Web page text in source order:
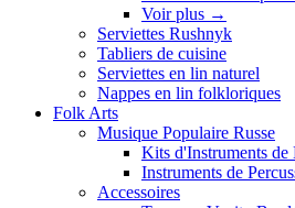
Voir plus →
Serviettes Rushnyk
Tabliers de cuisine
Serviettes en lin naturel
Nappes en lin folkloriques
Folk Arts
Musique Populaire Russe
Kits d'Instruments
Instruments de
Accessoires